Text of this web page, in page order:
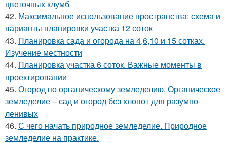
цветочных клумб
42. Максимальное использование пространства: схема и
варианты планировки участка 12 соток
43. Планировка сада и огорода на 4,6,10 и 15 сотках.
Изучение местности
44. Планировка участка 6 соток. Важные моменты в
проектировании
45. Огород по органическому земледелию. Органическое
земледелие – сад и огород без хлопот для разумно-
ленивых
46. С чего начать природное земледелие. Природное
земледелие на практике.